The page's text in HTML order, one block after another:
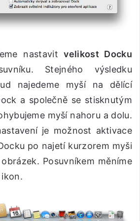
nastavitvelikost Docku
Stejného výsledku
najedeme myší na dělící
a společně se stisknutým
myší nahoru a dolu.
je možnost aktivace
po najetí kurzorem myši
Posuvníkem měníme